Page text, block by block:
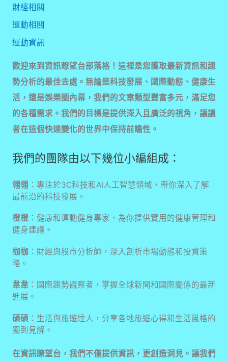
財經相關
運動相關
運動資訊
歡迎來到資訊瞭望台部落格！這裡是您獲取最新資訊和趨
勢分析的最佳去處。無論是科技發展、國際動態、健康生
活，還是娛樂圈內幕，我們的文章類型豐富多元，滿足您
的各種需求。我們的目標是提供深入且廣泛的視角，讓讀
者在這個快速變化的世界中保持前瞻性。
我們的團隊由以下幾位小編組成：
翎翎 ：專注於3C科技和AI人工智慧領域，帶你深入了解
最前沿的科技發展。
橙橙：健康和運動健身專家，為你提供實用的健康管理和
健身建議。
枷枷 ：財經與股市分析師，深入剖析市場動態和投資策
略。
韋韋：國際趨勢觀察者，掌握全球新聞和國際關係的最新
進展。
碩碩：生活與旅遊達人，分享各地旅遊心得和生活風格的
獨到見解。
在資訊瞭望台，我們不僅提供資訊，更創造洞見。讓我們